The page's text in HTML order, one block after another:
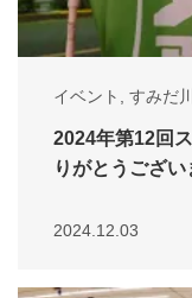
イベント すみだ
2024年第12回
りがとうござい
2024.12.03